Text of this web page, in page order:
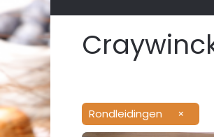
Rondleidingen ×